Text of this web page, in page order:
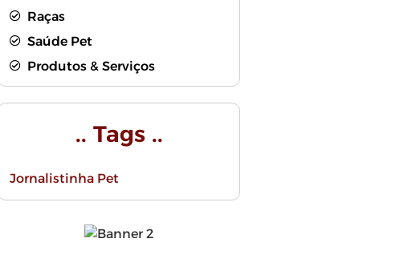
Raças
Saúde Pet
Produtos & Serviços
.. Tags ..
Jornalistinha Pet